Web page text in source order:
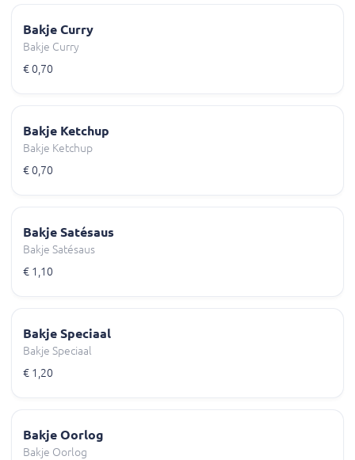
Bakje Curry
Bakje Curry
€ 0,70
Bakje Ketchup
Bakje Ketchup
€ 0,70
Bakje Satésaus
Bakje Satésaus
€ 1,10
Bakje Speciaal
Bakje Speciaal
€ 1,20
Bakje Oorlog
Bakje Oorlog